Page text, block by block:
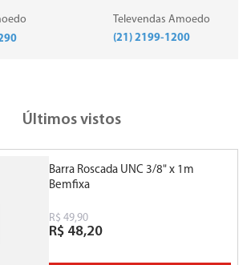
Televendas Amoedo
(21) 2199-1200
Últimos vistos
Barra Roscada UNC 3/8" x 1m
Bemfixa
R$ 49,90
R$ 48,20